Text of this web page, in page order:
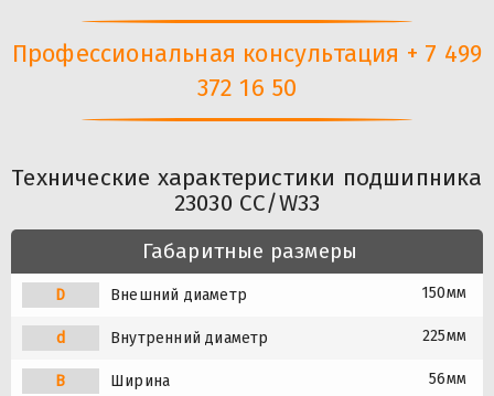
Профессиональная консультация + 7 499
372 16 50
Технические характеристики подшипника
23030 CC/W33
Габаритные размеры
D Внешний диаметр 150мм
d Внутренний диаметр 225мм
B Ширина 56мм